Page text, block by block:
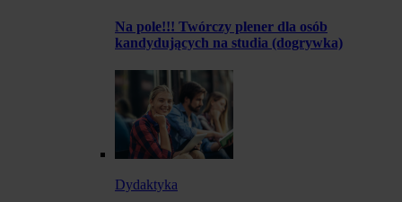
Na pole!!! Twórczy plener dla osób
kandydujących na studia (dogrywka)
Dydaktyka